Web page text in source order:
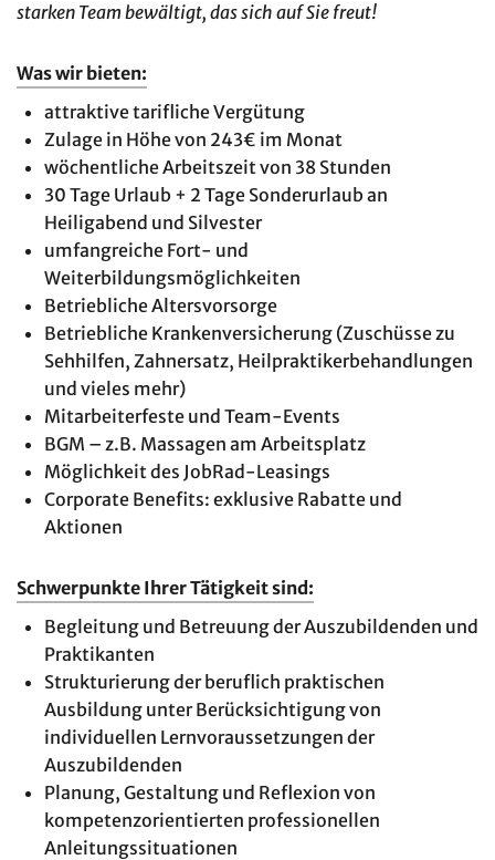
starken Team bewältigt, das sich auf Sie freut!
Was wir bieten:
attraktive tarifliche Vergütung
Zulage in Höhe von 243€ im Monat
wöchentliche Arbeitszeit von 38 Stunden
30 Tage Urlaub + 2 Tage Sonderurlaub an
Heiligabend und Silvester
umfangreiche Fort- und
Weiterbildungsmöglichkeiten
Betriebliche Altersvorsorge
Betriebliche Krankenversicherung (Zuschüsse zu
Sehhilfen, Zahnersatz, Heilpraktikerbehandlungen
und vieles mehr)
Mitarbeiterfeste und Team-Events
BGM – z.B. Massagen am Arbeitsplatz
Möglichkeit des JobRad-Leasings
Corporate Benefits: exklusive Rabatte und
Aktionen
Schwerpunkte Ihrer Tätigkeit sind:
Begleitung und Betreuung der Auszubildenden und
Praktikanten
Strukturierung der beruflich praktischen
Ausbildung unter Berücksichtigung von
individuellen Lernvoraussetzungen der
Auszubildenden
Planung, Gestaltung und Reflexion von
kompetenzorientierten professionellen
Anleitungssituationen